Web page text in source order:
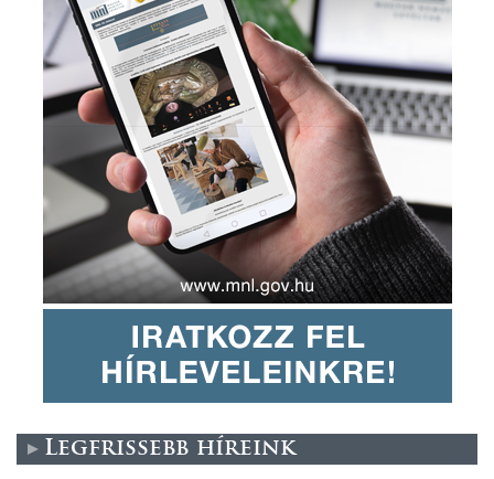
Legfrissebb híreink